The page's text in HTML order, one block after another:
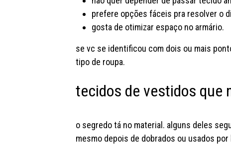
prefere opções fáceis pra resolver o
gosta de otimizar espaço no armário.
se vc se identificou com dois ou mais
tipo de roupa.
tecidos de vestidos que
o segredo tá no material. alguns deles
mesmo depois de dobrados ou usados por